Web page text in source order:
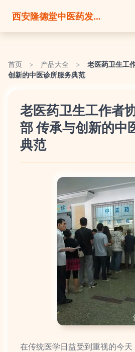
西安隆德堂中医药发展有限公司
首页 > 产品大全 >
老医药卫生工
创新的中医诊所服务典范
老医药卫生工作者
部 传承与创新的中
典范
在传统医学日益受到重视的今